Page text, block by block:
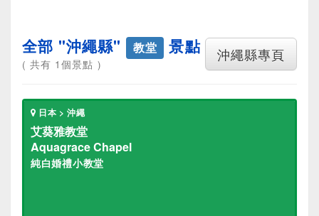
沖繩縣專頁
全部 "沖繩縣" 教堂 景點
( 共有 1個景點 )
日本 > 沖繩
艾葵雅教堂
Aquagrace Chapel
純白婚禮小教堂